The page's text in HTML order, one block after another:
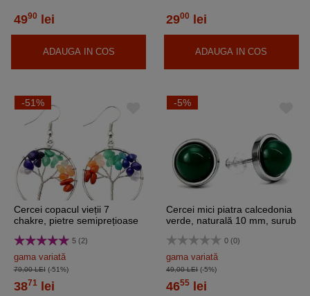
4990 lei
ADAUGA IN COS
2900 lei
ADAUGA IN COS
-51%
Cercei copacul vieții 7
chakre, pietre semiprețioase
5 (2)
gama variată
79,00 LEI(-51%)
3871lei
-5%
Cercei mici piatra calcedonia
verde, naturală 10 mm, surub
0 (0)
gama variată
49,00 LEI(-5%)
4655 lei